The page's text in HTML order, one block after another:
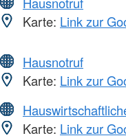
Karte: Link zur
Hausnotruf
Karte: Link zur
Karte: Link zur